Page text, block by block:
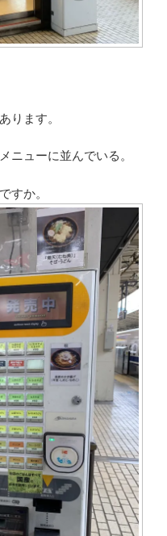
ります。
ニューに並んでいる。
すか。